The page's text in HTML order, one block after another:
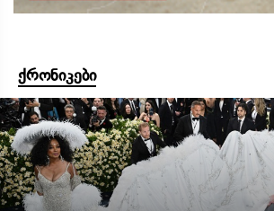
ქრონიკები